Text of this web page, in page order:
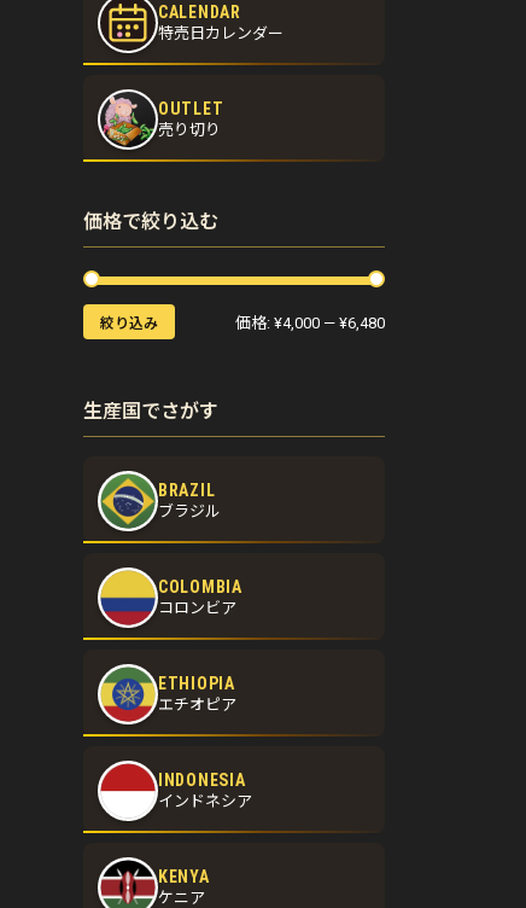
CALENDAR
特売日カレンダー
OUTLET
売り切り
価格で絞り込む
絞り込み 価格: ¥4,000 — ¥6,480
生産国でさがす
BRAZIL
ブラジル
COLOMBIA
コロンビア
ETHIOPIA
エチオピア
INDONESIA
インドネシア
KENYA
ケニア